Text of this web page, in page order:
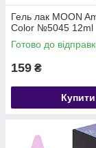
Гель лак MOON
Color №5045 12ml
Готово до
159 ₴
Купити